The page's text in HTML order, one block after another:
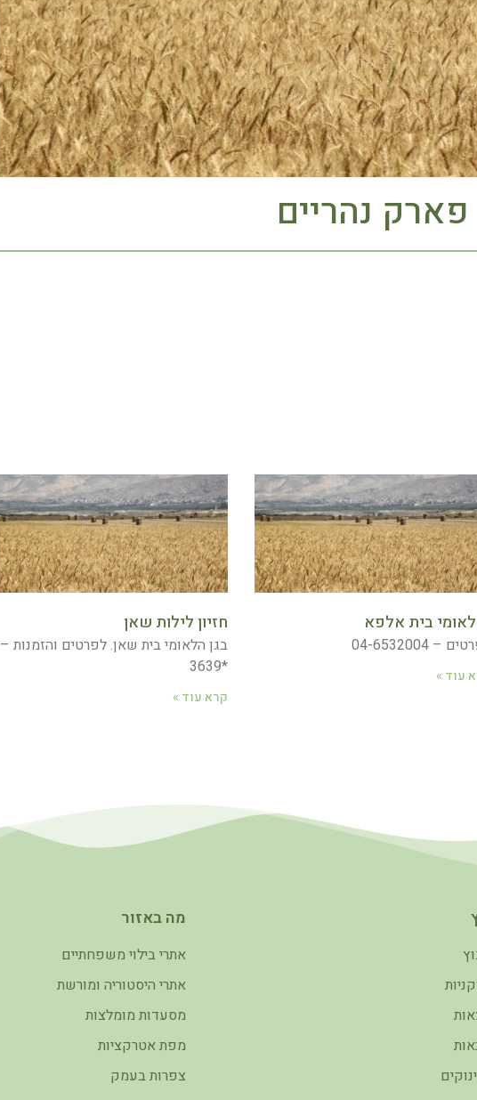
פארק נהריים
לאומי בית אלפא
– 04-6532004
עוד »
חזיון לילות שאן
בגן הלאומי בית שאן. לפרטים והזמנות –
*3639
קרא עוד »
מה באזור
אתרי בילוי משפחתיים
אתרי היסטוריה ומורשת
מסעדות מומלצות
מפת אטרקציות
צפרות בעמק